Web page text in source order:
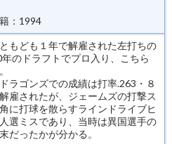
：1994
もども１年で解雇された左打ちの
のドラフトでプロ入り、こちら
ラゴンズでの成績は打率.263・８
雇されたが、ジェームズの打撃ス
に打球を散らすラインドライブヒ
選ミスであり、当時は異国選手の
だったかが分かる。